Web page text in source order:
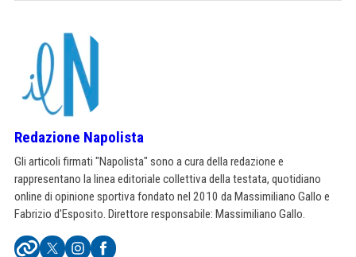
Redazione Napolista
Gli articoli firmati "Napolista" sono a cura della redazione e
rappresentano la linea editoriale collettiva della testata, quotidiano
online di opinione sportiva fondato nel 2010 da Massimiliano Gallo e
Fabrizio d'Esposito. Direttore responsabile: Massimiliano Gallo.